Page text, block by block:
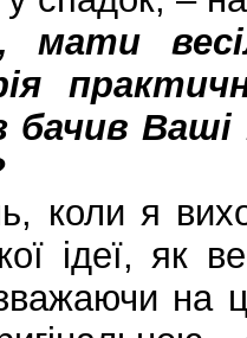
мати
Ваші
коли я
ідеї, як
на